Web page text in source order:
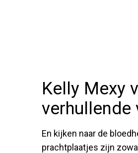
Kelly Mexy
En kijken naar de
prachtplaatjes zijn